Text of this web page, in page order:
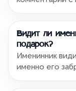
Видит ли
подарок?
Именинник
именно его